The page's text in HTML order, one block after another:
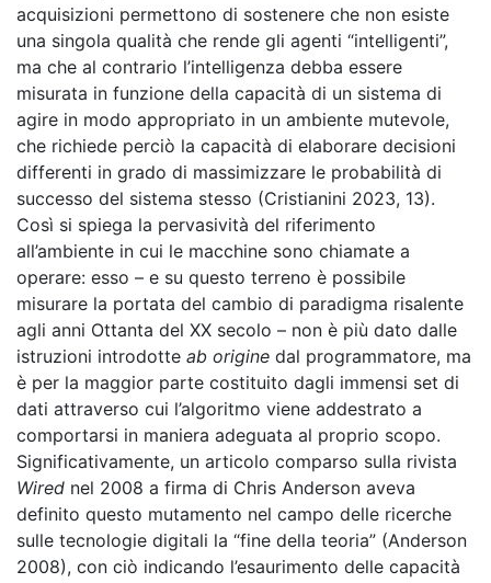
acquisizioni permettono di sostenere che non esiste
una singola qualità che rende gli agenti “intelligenti”,
ma che al contrario l’intelligenza debba essere
misurata in funzione della capacità di un sistema di
agire in modo appropriato in un ambiente mutevole,
che richiede perciò la capacità di elaborare decisioni
differenti in grado di massimizzare le probabilità di
successo del sistema stesso (Cristianini 2023, 13).
Così si spiega la pervasività del riferimento
all’ambiente in cui le macchine sono chiamate a
operare: esso – e su questo terreno è possibile
misurare la portata del cambio di paradigma risalente
agli anni Ottanta del XX secolo – non è più dato dalle
istruzioni introdotte ab origine dal programmatore, ma
è per la maggior parte costituito dagli immensi set di
dati attraverso cui l’algoritmo viene addestrato a
comportarsi in maniera adeguata al proprio scopo.
Significativamente, un articolo comparso sulla rivista
Wired nel 2008 a firma di Chris Anderson aveva
definito questo mutamento nel campo delle ricerche
sulle tecnologie digitali la “fine della teoria” (Anderson
2008), con ciò indicando l’esaurimento delle capacità